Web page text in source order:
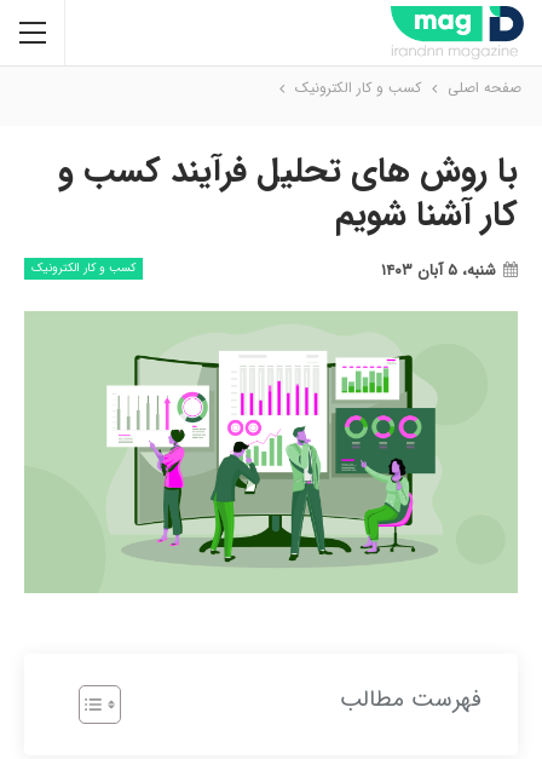
صفحه اصلی کسب و کار الکترونیک
با روش های تحلیل فرآیند کسب و
کار آشنا شویم
کسب و کار الکترونیک شنبه، ۵ آبان ۱۴۰۳
فهرست مطالب